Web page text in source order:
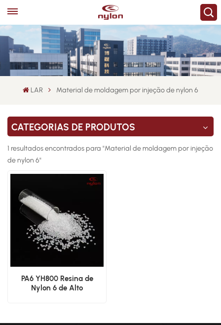
LAR Material de moldagem por injeção de nylon 6
CATEGORIAS DE PRODUTOS
1 resultados encontrados para "Material de moldagem por injeção
de nylon 6"
PA6 YH800 Resina de
Nylon 6 de Alto